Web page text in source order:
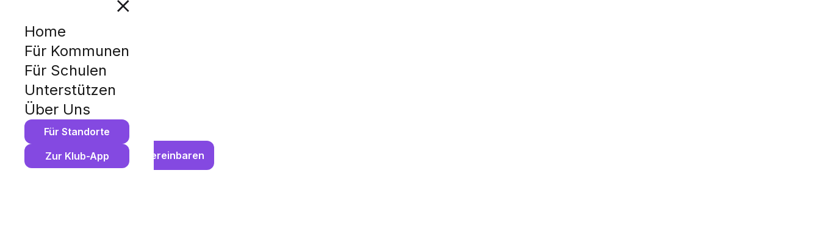
Home
Für Kommunen
Für Schulen
Unterstützen
Über Uns
Für Standorte
Zur Klub-App
DAMIT JUGENDARBEIT
ANKOMMT
Die Kassen sind klamm. Umso wichtiger ist es für Kommunen, die Wirkung ihrer Budgets zu erhöhen.
Jetzt Gespräch vereinbaren